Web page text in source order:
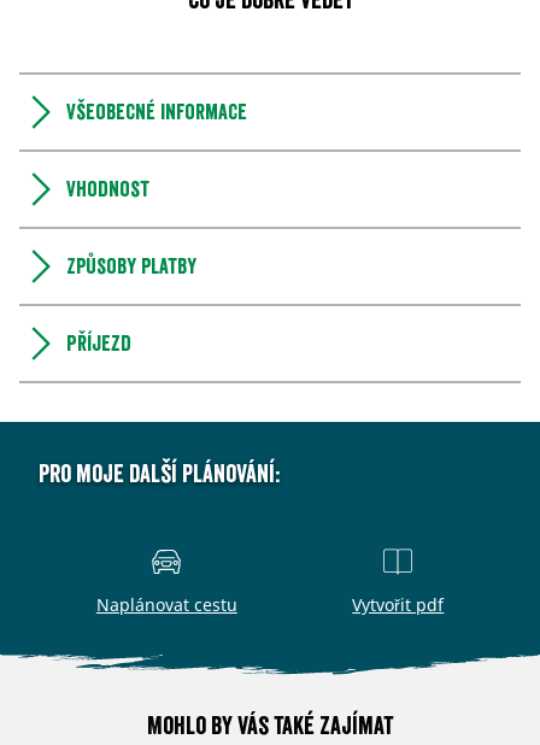
Všeobecné informace
Vhodnost
Způsoby platby
Příjezd
Pro moje další plánování:
Naplánovat cestu Vytvořit pdf
Mohlo by vás také zajímat